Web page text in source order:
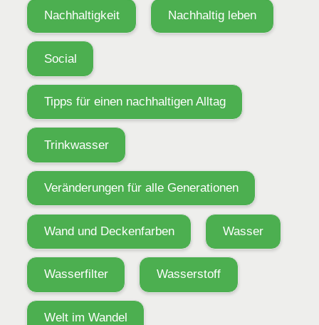
Nachhaltigkeit Nachhaltig leben
Social
Tipps für einen nachhaltigen Alltag
Trinkwasser
Veränderungen für alle Generationen
Wand und Deckenfarben Wasser
Wasserfilter Wasserstoff
Welt im Wandel